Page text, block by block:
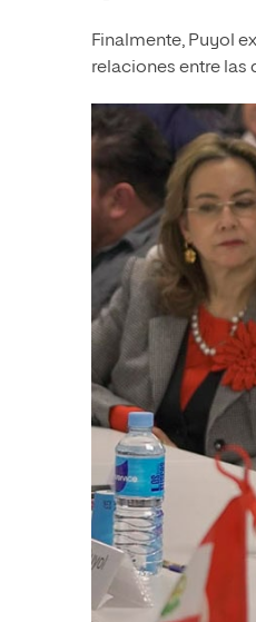
Finalmente, Puyol
relaciones entre las